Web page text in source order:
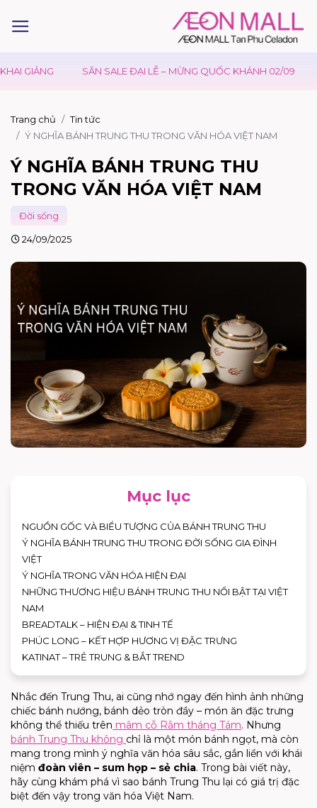
SĂN SALE ĐẠI LỄ – MỪNG QUỐC KHÁNH 02/09 ƯU ĐÃI
Trang chủ
Tin tức
Ý NGHĨA BÁNH TRUNG THU TRONG VĂN HÓA VIỆT NAM
Ý NGHĨA BÁNH TRUNG THU
TRONG VĂN HÓA VIỆT NAM
Đời sống
24/09/2025
Mục lục
NGUỒN GỐC VÀ BIỂU TƯỢNG CỦA BÁNH TRUNG THU
Ý NGHĨA BÁNH TRUNG THU TRONG ĐỜI SỐNG GIA ĐÌNH
VIỆT
Ý NGHĨA TRONG VĂN HÓA HIỆN ĐẠI
NHỮNG THƯƠNG HIỆU BÁNH TRUNG THU NỔI BẬT TẠI VIỆT
NAM
BREADTALK – HIỆN ĐẠI & TINH TẾ
PHÚC LONG – KẾT HỢP HƯƠNG VỊ ĐẶC TRƯNG
KATINAT – TRẺ TRUNG & BẮT TREND
Nhắc đến Trung Thu, ai cũng nhớ ngay đến hình ảnh những
chiếc bánh nướng, bánh dẻo tròn đầy – món ăn đặc trưng
không thể thiếu trên mâm cỗ Rằm tháng Tám. Nhưng
bánh Trung Thu không chỉ là một món bánh ngọt, mà còn
mang trong mình ý nghĩa văn hóa sâu sắc, gắn liền với khái
niệm đoàn viên – sum họp – sẻ chia. Trong bài viết này,
hãy cùng khám phá vì sao bánh Trung Thu lại có giá trị đặc
biệt đến vậy trong văn hóa Việt Nam.